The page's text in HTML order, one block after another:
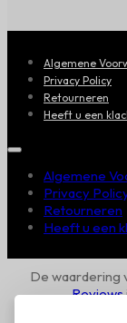
Algemene
Privacy Policy
Retourneren
Heeft u een
Algemene
Privacy
Retourneren
Heeft u een
De waardering
Reviews